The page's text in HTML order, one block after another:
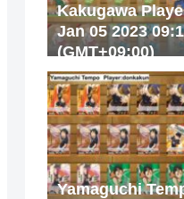
Kakugawa
Jan 05 2023
(GMT+09:00)
Yamaguchi